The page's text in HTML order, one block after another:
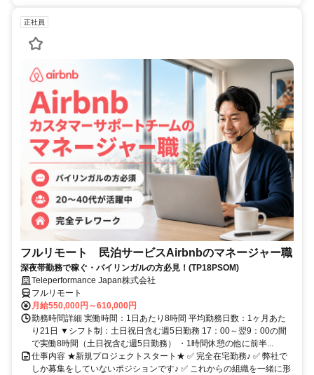
正社員
フルリモート 民泊サービスAirbnbのマネージャー職
深夜帯勤務で稼ぐ・バイリンガルの方必見！(TP18PSOM)
Teleperformance Japan株式会社
フルリモート
月給550,000円～610,000円
勤務時間詳細 実働時間：1日あたり8時間 平均勤務日数：1ヶ月あた
り21日 ▼シフト制：土日祝日含む週5日勤務 17：00～翌9：00の間
で実働8時間（土日祝含む週5日勤務） ・1時間休憩の他に前半...
仕事内容 ★新規プロジェクトスタート★ ✅ 完全在宅勤務♪ ✅ 弊社で
しか募集をしていないポジションです♪ ✅ これからの組織を一緒に形